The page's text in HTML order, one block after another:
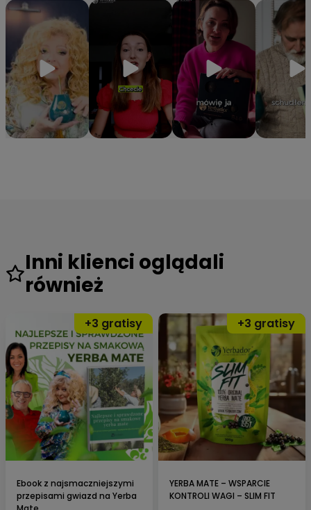
⭐Z ostatniej chwili:
Narodowy Instytut Leków wydałCertyfikat Jakości dla
Yerbadorw elitarnym programie„Klaster Suplementów
Diety i Produktów Leczniczych „. Państwowy Instytut
Jesteśmy nr. 1 w Europie.
– udowodniono
Inni klienci oglądali
również
Ebook z najsmaczniejszymi
przepisami gwiazd na Yerba
YERBA MATE – WSPARCIE
KONTROLI WAGI – SLIM FIT